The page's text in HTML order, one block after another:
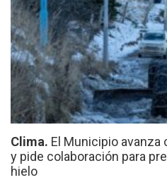
Clima. El Municipio avanza
y pide colaboración para
hielo